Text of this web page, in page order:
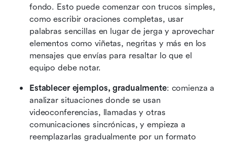
fondo. Esto puede comenzar con trucos simples,
como escribir oraciones completas, usar
palabras sencillas en lugar de jerga y aprovechar
elementos como viñetas, negritas y más en los
mensajes que envías para resaltar lo que el
equipo debe notar.
Establecer ejemplos, gradualmente: comienza a
analizar situaciones donde se usan
videoconferencias, llamadas y otras
comunicaciones sincrónicas, y empieza a
reemplazarlas gradualmente por un formato